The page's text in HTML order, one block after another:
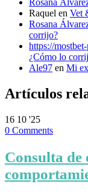
Rosana
Raquel en Vet
Rosana
corrijo?
https://
¿Cómo lo
Ale97 en Mi
Artículos
16 10 '25
0 Comments
Consulta de